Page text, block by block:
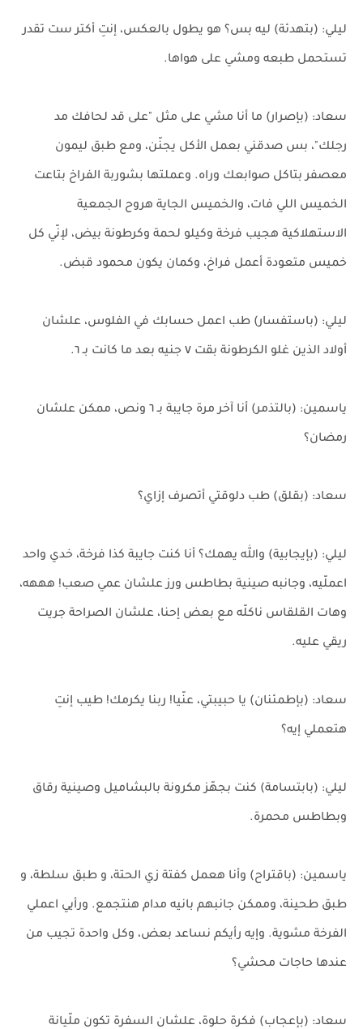
ليلي: (بتهدئة) ليه بس؟ هو يطول بالعكس، إنتِ أكتر ست تقدر
تستحمل طبعه ومشي على هواها.
سعاد: (بإصرار) ما أنا مشي على مثل "على قد لحافك مد
رجلك"، بس صدقني بعمل الأكل يجنّن، ومع طبق ليمون
معصفر بتاكل صوابعك وراه. وعملتها بشوربة الفراخ بتاعت
الخميس اللي فات، والخميس الجاية هروح الجمعية
الاستهلاكية هجيب فرخة وكيلو لحمة وكرطونة بيض، لإنّي كل
خميس متعودة أعمل فراخ، وكمان يكون محمود قبض.
ليلي: (باستفسار) طب اعمل حسابك في الفلوس، علشان
أولاد الذين غلو الكرطونة بقت ٧ جنيه بعد ما كانت بـ ٦.
ياسمين: (بالتذمر) أنا آخر مرة جايبة بـ ٦ ونص، ممكن علشان
رمضان؟
سعاد: (بقلق) طب دلوقتي أتصرف إزاي؟
ليلي: (بإيجابية) والله يهمك؟ أنا كنت جايبة كذا فرخة، خدي واحد
اعملّيه، وجانبه صينية بطاطس ورز علشان عمي صعب! هههه،
وهات القلقاس ناكلّه مع بعض إحنا، علشان الصراحة جريت
ريقي عليه.
سعاد: (بإطمئنان) يا حبيبتي، عنّيا! ربنا يكرمك! طيب إنتِ
هتعملي إيه؟
ليلي: (بابتسامة) كنت بجهّز مكرونة بالبشاميل وصينية رقاق
وبطاطس محمرة.
ياسمين: (باقتراح) وأنا هعمل كفتة زي الحتة، و طبق سلطة، و
طبق طحينة، وممكن جانبهم بانيه مدام هنتجمع. ورأيي اعملي
الفرخة مشوية. وإيه رأيكم نساعد بعض، وكل واحدة تجيب من
عندها حاجات محشي؟
سعاد: (بإعجاب) فكرة حلوة، علشان السفرة تكون ملّيانة